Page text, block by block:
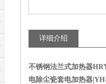
详细介绍
不锈钢法兰式加热器
电除尘瓷套电加热器